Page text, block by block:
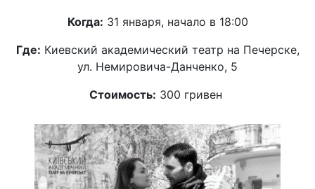
Когда: 31 января, начало в 18:00
Где: Киевский академический театр на Печерске,
ул. Немировича-Данченко, 5
Стоимость: 300 гривен